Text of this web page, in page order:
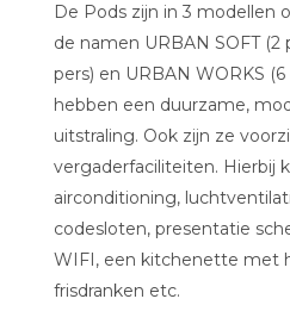
De Pods zijn in 3 modellen
de namen URBAN SOFT (2
pers) en URBAN WORKS
hebben een duurzame,
uitstraling. Ook zijn ze
vergaderfaciliteiten. Hierbij
airconditioning,
codesloten, presentatie
WIFI, een kitchenette met
frisdranken etc.